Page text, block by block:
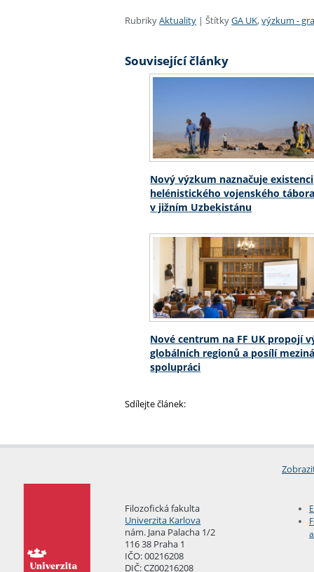
RubrikyAktuality |ŠtítkyGA UK,výzkum -
Související články
Nový výzkum naznačuje existenci
helénistického vojenského
v jižním Uzbekistánu
Nové centrum na FF UK propojí
globálních regionů a posílí
spolupráci
Sdílejte článek:
Filozofická fakulta
Univerzita Karlova
nám. Jana Palacha 1/2
116 38 Praha 1
IČO: 00216208
DIČ: CZ00216208